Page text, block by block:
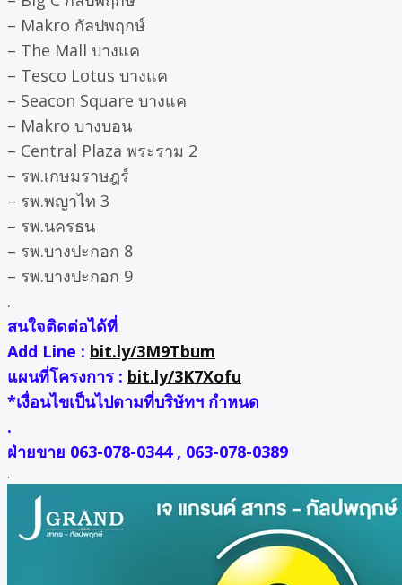
– Makro กัลปพฤกษ์
– The Mall บางแค
– Tesco Lotus บางแค
– Seacon Square บางแค
– Makro บางบอน
– Central Plaza พระราม 2
– รพ.เกษมราษฎร์
– รพ.พญาไท 3
– รพ.นครธน
– รพ.บางปะกอก 8
– รพ.บางปะกอก 9
.
สนใจติดต่อได้ที่
Add Line : bit.ly/3M9Tbum
แผนที่โครงการ : bit.ly/3K7Xofu
*เงื่อนไขเป็นไปตามที่บริษัทฯ กำหนด
.
ฝ่ายขาย 063-078-0344 , 063-078-0389
.